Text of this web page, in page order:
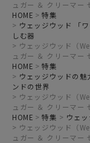
ュガー ＆ クリーマー
HOME
特集
ウェッジウッド 「
しむ器
ウェッジウッド（
ュガー ＆ クリーマー
HOME
特集
ウェッジウッドの
ンドの世界
ウェッジウッド（
ュガー ＆ クリーマー
HOME
特集
ウェ
ウェッジウッド（
ュガー ＆ クリーマー